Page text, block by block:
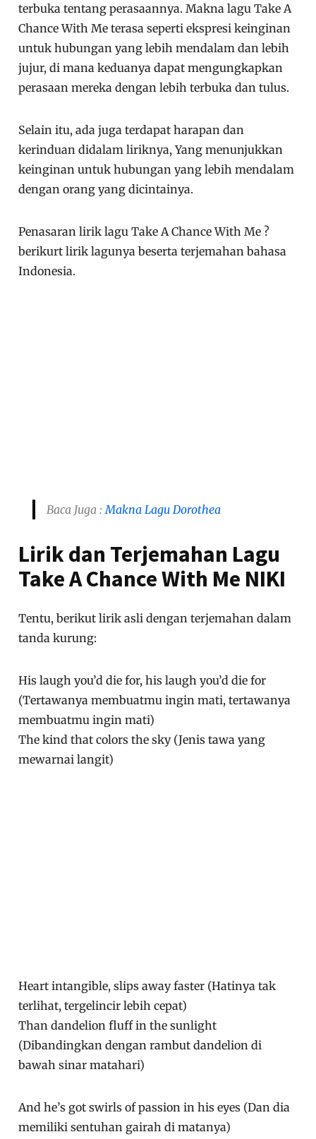
terbuka tentang perasaannya. Makna lagu Take A
Chance With Me terasa seperti ekspresi keinginan
untuk hubungan yang lebih mendalam dan lebih
jujur, di mana keduanya dapat mengungkapkan
perasaan mereka dengan lebih terbuka dan tulus.
Selain itu, ada juga terdapat harapan dan
kerinduan didalam liriknya, Yang menunjukkan
keinginan untuk hubungan yang lebih mendalam
dengan orang yang dicintainya.
Penasaran lirik lagu Take A Chance With Me ?
berikurt lirik lagunya beserta terjemahan bahasa
Indonesia.
Baca Juga :Makna Lagu Dorothea
Lirik dan Terjemahan Lagu
Take A Chance With Me NIKI
Tentu, berikut lirik asli dengan terjemahan dalam
tanda kurung:
His laugh you’d die for, his laugh you’d die for
(Tertawanya membuatmu ingin mati, tertawanya
membuatmu ingin mati)
The kind that colors the sky (Jenis tawa yang
mewarnai langit)
Heart intangible, slips away faster (Hatinya tak
terlihat, tergelincir lebih cepat)
Than dandelion fluff in the sunlight
(Dibandingkan dengan rambut dandelion di
bawah sinar matahari)
And he’s got swirls of passion in his eyes (Dan dia
memiliki sentuhan gairah di matanya)